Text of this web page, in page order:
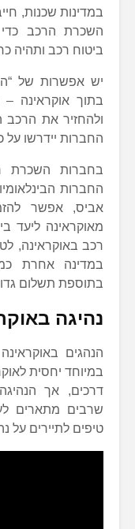
במדינות שכנות,
השכרת הרכב כדי
ביטוח רכב ותהיה
יש אפשרות של
בתוך אוקראינה
ולהחזיר את הרכב
החברות יידרשו
בחברות השכרת
החברות
אביס, אפשר
מאוקראינה ליעד
רכב באוקראינה,
במדינה אחרת
בתוספת תשלום
נהיגה
הנהגים
במיוחד יחסית
דרכים, אך
שרבים מתארים
טיפים לתיירים על